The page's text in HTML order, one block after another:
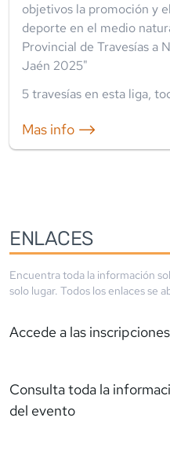
objetivos la promoción y
deporte en el medio
Provincial de Travesías a
Jaén 2025"
5travesías en esta liga,
Mas info ⟶
ENLACES
Encuentra toda la información
solo lugar. Todos los enlaces se
Accede a las inscripciones
Consulta toda la
del evento